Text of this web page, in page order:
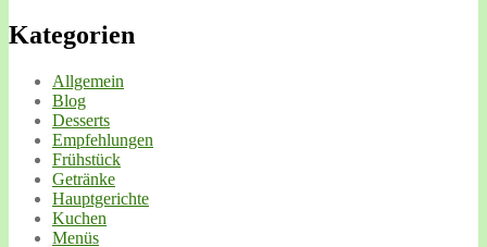
Kategorien
Allgemein
Blog
Desserts
Empfehlungen
Frühstück
Getränke
Hauptgerichte
Kuchen
Menüs